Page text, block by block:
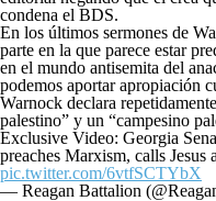
condena el BDS.
En los últimos sermones de
parte en la que parece estar
en el mundo antisemita del
podemos aportar apropiación
Warnock declara
palestino” y un “campesino
Exclusive Video: Georgia
preaches Marxism, calls Jesus
pic.twitter.com/6vtfSCTYbX
— Reagan Battalion